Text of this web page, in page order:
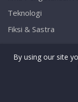
Teknologi
Fiksi & Sastra
By using our site